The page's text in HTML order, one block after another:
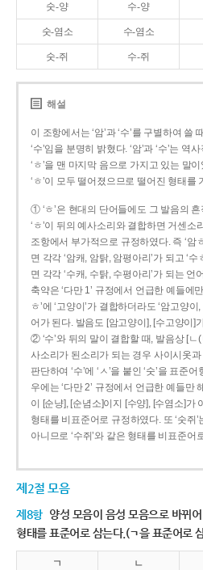
숫-양 수-양
숫-염소 수-염소
숫-쥐 수-쥐
해설
이 조항에서는 ‘암’과 ‘수’를 구별하여 쓸
‘수’임을 분명히 밝혔다. ‘암’과 ‘수’는 역
‘ㅎ’을 맨 마지막 음으로 가지고 있는 말
‘ㅎ’이 모두 떨어졌으므로 떨어진 형태
① ‘ㅎ’은 현대의 단어들에도 그 발음의 흔
‘ㅎ’이 뒤의 예사소리와 결합하면 거센소
조항에서 부가적으로 규정하였다. 즉 ‘암
면 각각 ‘암캐, 암탉, 암평아리’가 되고 ‘수
면 각각 ‘수캐, 수탉, 수평아리’가 되는
축약은 ‘다만 1’ 규정에서 언급한 예들에
ㅎ’에 ‘고양이’가 결합하더라도 ‘암고양
어가 된다. 발음도 [암고양이], [수고양이]
② ‘수’와 뒤의 말이 결합할 때, 발음상 [ㄴ
사소리가 된소리가 되는 경우 사이시옷
판단하여 ‘수’에 ‘ㅅ’을 붙인 ‘숫’을 표준
우에는 ‘다만 2’ 규정에서 언급한 예들만
이 [순냥], [순념소]이지 [수양], [수염소]가
형태를 비표준어로 규정하였다. 또 ‘숫쥐
아니므로 ‘수쥐’와 같은 형태를 비표준어
제2절 모음
제8항 양성 모음이 음성 모음으로 바뀌
형태를 표준어로 삼는다.(ㄱ을 표준어로
ㄱ ㄴ